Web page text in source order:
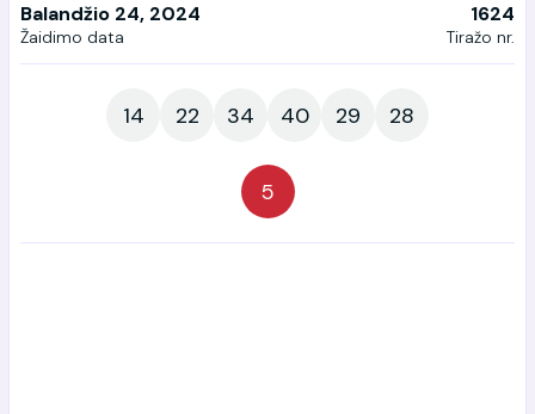
Balandžio 24, 2024
Žaidimo data
1624
Tiražo nr.
14 22 34 40 29 28
5